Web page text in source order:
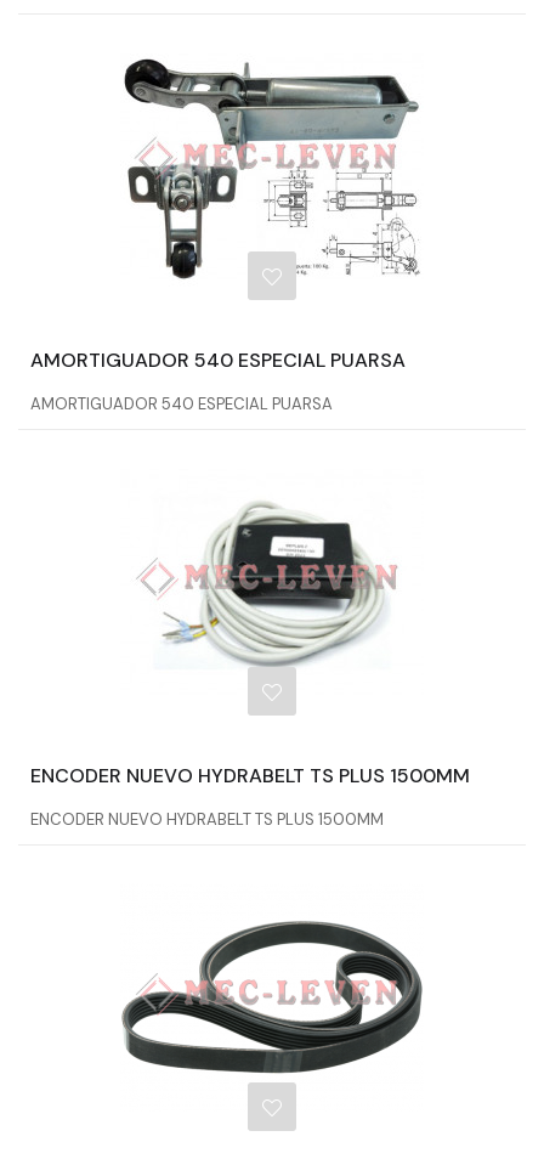
AMORTIGUADOR 540 ESPECIAL PUARSA
AMORTIGUADOR 540 ESPECIAL PUARSA
ENCODER NUEVO HYDRABELT TS PLUS 1500MM
ENCODER NUEVO HYDRABELT TS PLUS 1500MM